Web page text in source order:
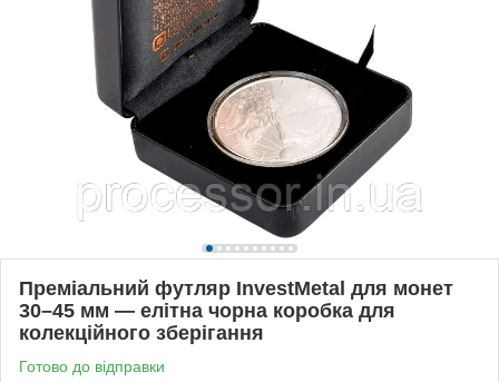
Преміальний футляр InvestMetal для монет
30–45 мм — елітна чорна коробка для
колекційного зберігання
Готово до відправки